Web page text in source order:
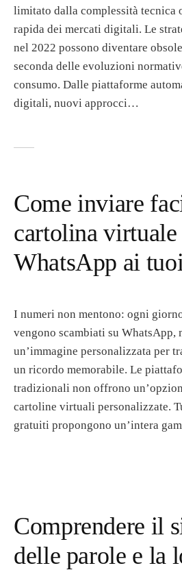
limitato dalla complessità tecnica
rapida dei mercati digitali. Le
nel 2022 possono diventare
seconda delle evoluzioni
consumo. Dalle piattaforme
digitali, nuovi approcci…
Come inviare
cartolina
WhatsApp ai
I numeri non mentono: ogni
vengono scambiati su WhatsApp,
un’immagine personalizzata per
un ricordo memorabile. Le
tradizionali non offrono
cartoline virtuali personalizzate.
gratuiti propongono un’intera
Comprendere il
delle parole e la